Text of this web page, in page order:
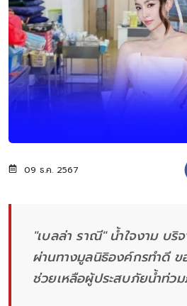
09 ธ.ค. 2567
"เบลล่า ราณี" น้ำใจงาม บริ
ผ่านทางมูลนิธิองค์กรทำดี
ช่วยเหลือผู้ประสบภัยน้ำท่วม